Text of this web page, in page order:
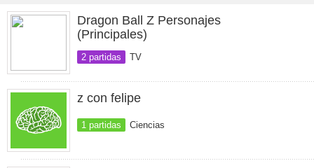
Dragon Ball Z Personajes
(Principales)
2 partidas TV
z con felipe
1 partidas Ciencias